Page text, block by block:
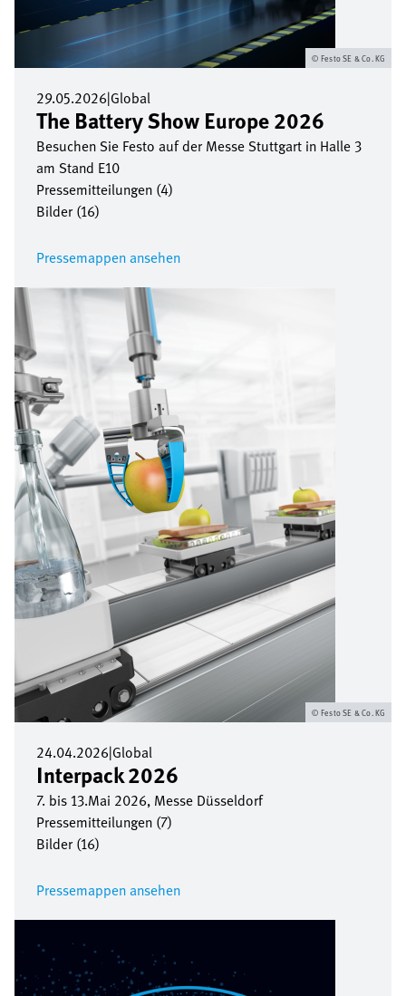
29.05.2026|Global
The Battery Show Europe 2026
Besuchen Sie Festo auf der Messe Stuttgart in Halle 3
am Stand E10
Pressemitteilungen (4)
Bilder (16)
Pressemappen ansehen
Festo SE & Co. KG
24.04.2026|Global
Interpack 2026
7. bis 13.Mai 2026, Messe Düsseldorf
Pressemitteilungen (7)
Bilder (16)
Pressemappen ansehen
Bild
Festo SE & Co. KG